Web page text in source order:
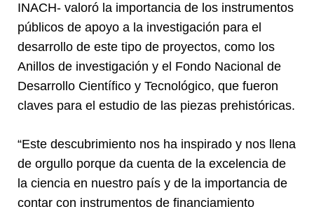
INACH- valoró la importancia de los instrumentos
públicos de apoyo a la investigación para el
desarrollo de este tipo de proyectos, como los
Anillos de investigación y el Fondo Nacional de
Desarrollo Científico y Tecnológico, que fueron
claves para el estudio de las piezas prehistóricas.
“Este descubrimiento nos ha inspirado y nos llena
de orgullo porque da cuenta de la excelencia de
la ciencia en nuestro país y de la importancia de
contar con instrumentos de financiamiento